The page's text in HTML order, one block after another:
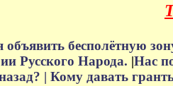
объявить бесполётную
Русского Народа. |Нас
| Кому давать